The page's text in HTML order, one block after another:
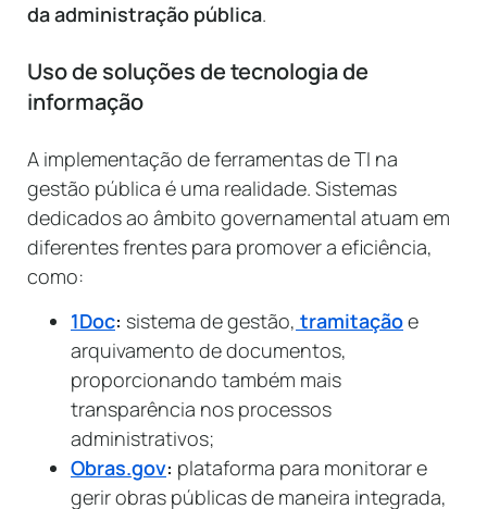
da administração pública.
Uso de soluções de tecnologia de
informação
A implementação de ferramentas de TI na
gestão pública é uma realidade. Sistemas
dedicados ao âmbito governamental atuam em
diferentes frentes para promover a eficiência,
como:
1Doc: sistema de gestão, tramitaçãoe
arquivamento de documentos,
proporcionando também mais
transparência nos processos
administrativos;
Obras.gov: plataforma para monitorar e
gerir obras públicas de maneira integrada,